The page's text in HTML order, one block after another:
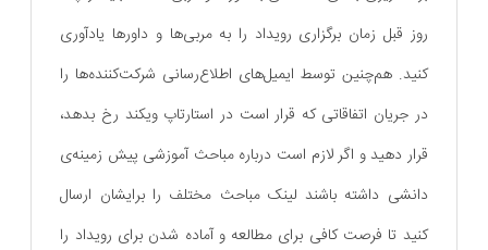
روز قبل زمان برگزاری رویداد را به مربی‌ها و داورها یادآوری
کنید. هم‌چنین توسط ایمیل‌های اطلاع‌رسانی شرکت‌کننده‌ها را
در جریان اتفاقاتی که قرار است در استارتاپ ویکند رخ بدهد،
قرار دهید و اگر لازم است درباره مباحث آموزشی پیش زمینه‌ی
دانشی داشته باشند لینک مباحث مختلف را برایشان ارسال
کنید تا فرصت کافی برای مطالعه و آماده شدن برای رویداد را